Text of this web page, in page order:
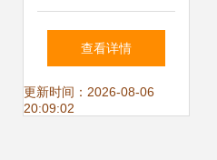
ROS暑期学校，探
索人工智能行业应
查看详情
更新时间：2026-08-06
20:09:02